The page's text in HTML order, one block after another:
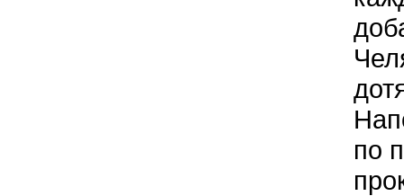
по